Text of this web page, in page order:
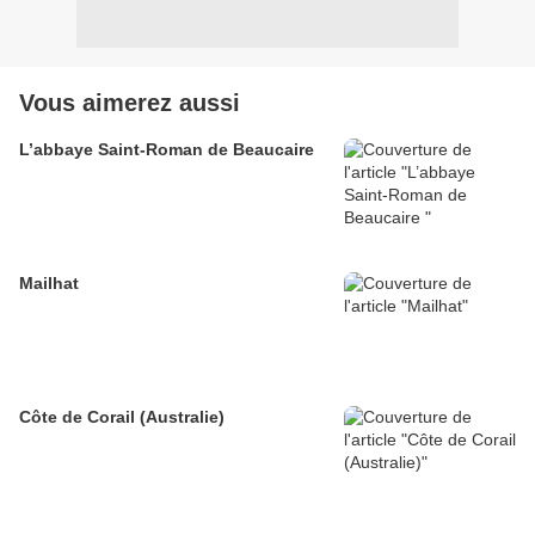
Vous aimerez aussi
L’abbaye Saint-Roman de Beaucaire
Mailhat
Côte de Corail (Australie)